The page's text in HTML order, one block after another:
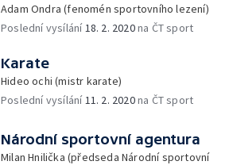
Adam Ondra (fenomén sportovního lezení)
Poslední vysílání18. 2. 2020na ČT sport
Karate
Hideo ochi (mistr karate)
Poslední vysílání11. 2. 2020na ČT sport
Národní sportovní agentura
Milan Hnilička (předseda Národní sportovní